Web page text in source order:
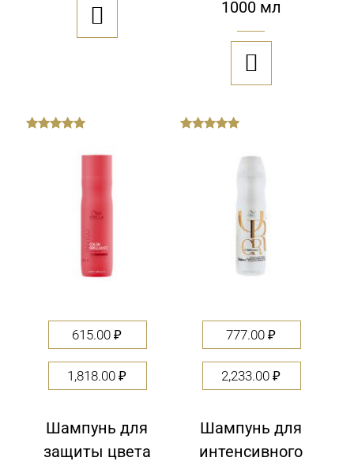

1000 мл

615.00 ₽
1,818.00 ₽
Шампунь для
защиты цвета
777.00 ₽
2,233.00 ₽
Шампунь для
интенсивного